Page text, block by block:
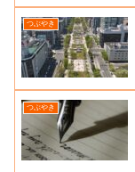
つぶやき
つぶやき